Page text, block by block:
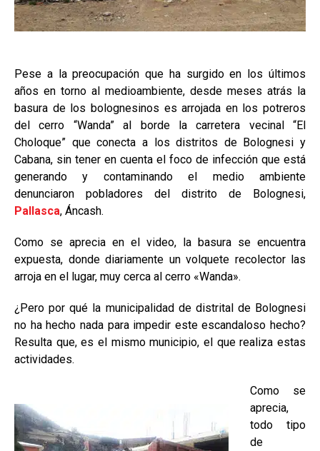
Pese a la preocupación que ha surgido en los últimos
años en torno al medioambiente, desde meses atrás la
basura de los bolognesinos es arrojada en los potreros
del cerro “Wanda” al borde la carretera vecinal “El
Choloque” que conecta a los distritos de Bolognesi y
Cabana, sin tener en cuenta el foco de infección que está
generando y contaminando el medio ambiente
denunciaron pobladores del distrito de Bolognesi,
Pallasca, Áncash.
Como se aprecia en el video, la basura se encuentra
expuesta, donde diariamente un volquete recolector las
arroja en el lugar, muy cerca al cerro «Wanda».
¿Pero por qué la municipalidad de distrital de Bolognesi
no ha hecho nada para impedir este escandaloso hecho?
Resulta que, es el mismo municipio, el que realiza estas
actividades.
Como se
aprecia,
todo tipo
de